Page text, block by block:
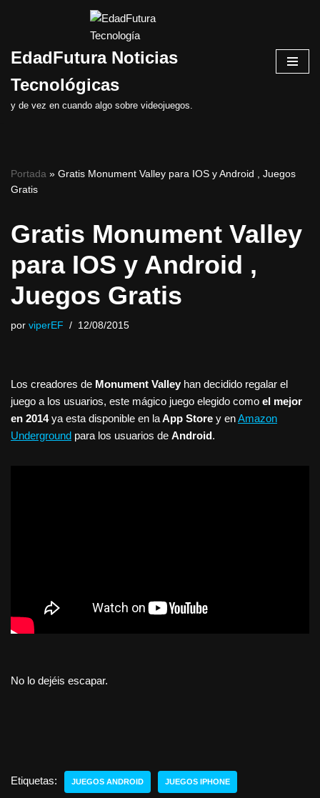
al
EdadFutura Noticias
Tecnológicas
y de vez en cuando algo sobre videojuegos.
Portada » Gratis Monument Valley para IOS y Android , Juegos
Gratis
Gratis Monument Valley
para IOS y Android ,
Juegos Gratis
por viperEF 12/08/2015
Los creadores de Monument Valley han decidido regalar el
juego a los usuarios, este mágico juego elegido como el mejor
en 2014ya esta disponible en laApp Store y enAmazon
Underground para los usuarios de Android.
No lo dejéis escapar.
Etiquetas: JUEGOS ANDROID JUEGOS IPHONE